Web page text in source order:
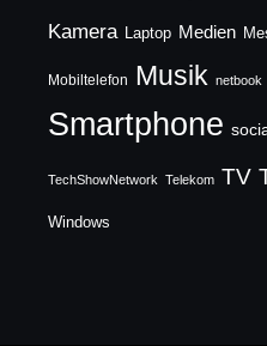
Kamera Laptop Medien
Mobiltelefon Musik netbook
Smartphone
TechShowNetwork Telekom TV
Windows